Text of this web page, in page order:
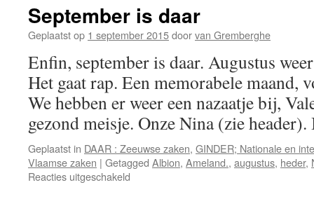
en
september
September is daar
Geplaatst op 1 september 2015doorvan Gremberghe
Enfin, september is daar. Augustus
Het gaat rap. Een memorabele maand,
We hebben er weer een nazaatje bij,
gezond meisje. Onze Nina (zie
Geplaatst in DAAR : Zeeuwse zaken, GINDER; Nationale en
Vlaamse zaken | Getagged Albion, Ameland., augustus, heder,
Reacties uitgeschakeld